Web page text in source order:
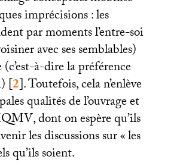
imprécisions : les
par moments l’entre-soi
avec ses semblables)
à-dire la préférence
[2]. Toutefois, cela n’enlève
qualités de l’ouvrage et
, dont on espère qu’ils
les discussions sur «les
qu’ils soient.